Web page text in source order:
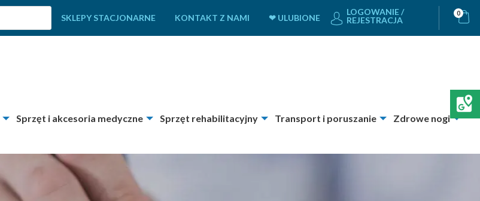
SKLEPY STACJONARNE KONTAKT Z NAMI ❤ ULUBIONE
LOGOWANIE /
REJESTRACJA
0
Sprzęt i akcesoria medyczne Sprzęt rehabilitacyjny Transport i poruszanie
Zdrowe nogi